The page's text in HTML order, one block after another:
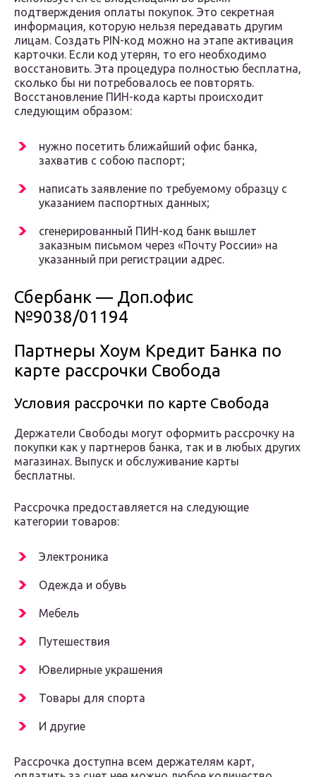
подтверждения оплаты покупок. Это секретная
информация, которую нельзя передавать другим
лицам. Создать PIN-код можно на этапе активация
карточки. Если код утерян, то его необходимо
восстановить. Эта процедура полностью бесплатна,
сколько бы ни потребовалось ее повторять.
Восстановление ПИН-кода карты происходит
следующим образом:
нужно посетить ближайший офис банка,
захватив с собою паспорт;
написать заявление по требуемому образцу с
указанием паспортных данных;
сгенерированный ПИН-код банк вышлет
заказным письмом через «Почту России» на
указанный при регистрации адрес.
Сбербанк — Доп.офис
№9038/01194
Партнеры Хоум Кредит Банка по
карте рассрочки Свобода
Условия рассрочки по карте Свобода
Держатели Свободы могут оформить рассрочку на
покупки как у партнеров банка, так и в любых других
магазинах. Выпуск и обслуживание карты
бесплатны.
Рассрочка предоставляется на следующие
категории товаров:
Электроника
Одежда и обувь
Мебель
Путешествия
Ювелирные украшения
Товары для спорта
И другие
Рассрочка доступна всем держателям карт,